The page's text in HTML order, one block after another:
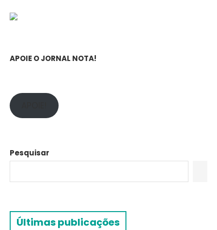
APOIE O JORNAL NOTA!
Pesquisar
Últimas publicações